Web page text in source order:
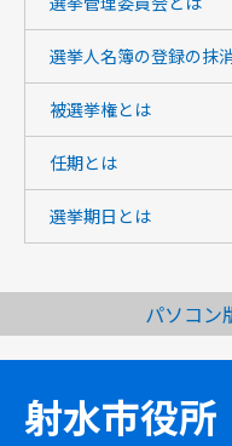
選挙人名簿の登録の抹
被選挙権とは
任期とは
選挙期日とは
パソコン
射水市役所